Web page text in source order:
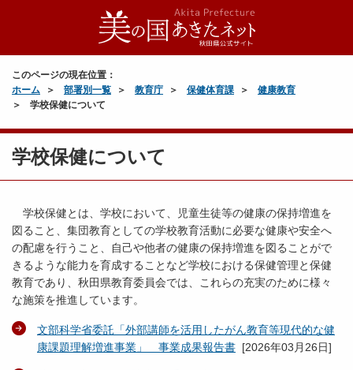
このページの現在位置：
ホーム
部署別一覧 教育庁 保健体育課
健康教育
学校保健について
学校保健について
学校保健とは、学校において、児童生徒等の健康の保持増進を
図ること、集団教育としての学校教育活動に必要な健康や安全へ
の配慮を行うこと、自己や他者の健康の保持増進を図ることがで
きるような能力を育成することなど学校における保健管理と保健
教育であり、秋田県教育委員会では、これらの充実のために様々
な施策を推進しています。
文部科学省委託「外部講師を活用したがん教育等現代的な健
康課題理解増進事業」 事業成果報告書 [2026年03月26日]